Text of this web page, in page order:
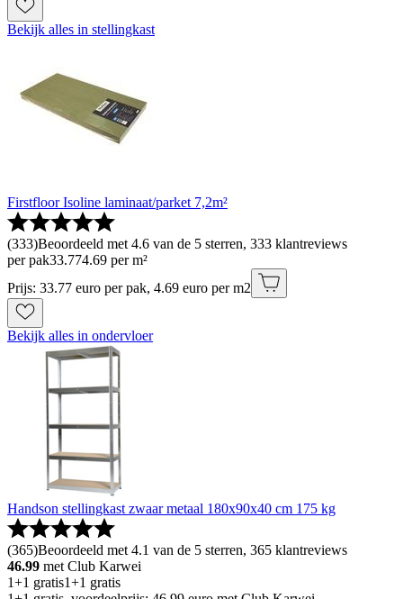
Bekijk alles in stellingkast
Firstfloor Isoline laminaat/parket 7,2m²
(333)Beoordeeld met 4.6 van de 5 sterren, 333 klantreviews
per pak33.774.69 per m²
Prijs: 33.77 euro per pak, 4.69 euro per m2
Bekijk alles in ondervloer
Handson stellingkast zwaar metaal 180x90x40 cm 175 kg
(365)Beoordeeld met 4.1 van de 5 sterren, 365 klantreviews
46.99 met Club Karwei
1+1 gratis1+1 gratis